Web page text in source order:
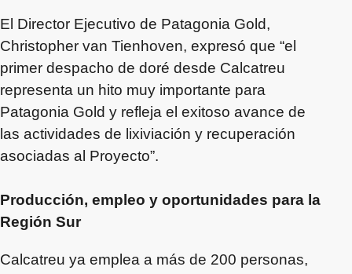
El Director Ejecutivo de Patagonia Gold,
Christopher van Tienhoven, expresó que “el
primer despacho de doré desde Calcatreu
representa un hito muy importante para
Patagonia Gold y refleja el exitoso avance de
las actividades de lixiviación y recuperación
asociadas al Proyecto”.
Producción, empleo y oportunidades para la
Región Sur
Calcatreu ya emplea a más de 200 personas,